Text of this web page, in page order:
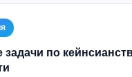
задачи по